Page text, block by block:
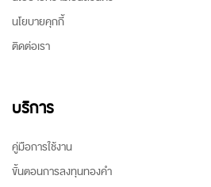
นโยบายคุกกี้
ติดต่อเรา
บริการ
คู่มือการใช้งาน
ขั้นตอนการลงทุนทองคำ